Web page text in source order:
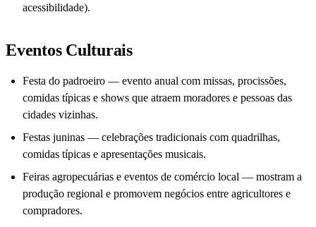
acessibilidade).
Eventos Culturais
Festa do padroeiro — evento anual com missas, procissões,
comidas típicas e shows que atraem moradores e pessoas das
cidades vizinhas.
Festas juninas — celebrações tradicionais com quadrilhas,
comidas típicas e apresentações musicais.
Feiras agropecuárias e eventos de comércio local — mostram a
produção regional e promovem negócios entre agricultores e
compradores.